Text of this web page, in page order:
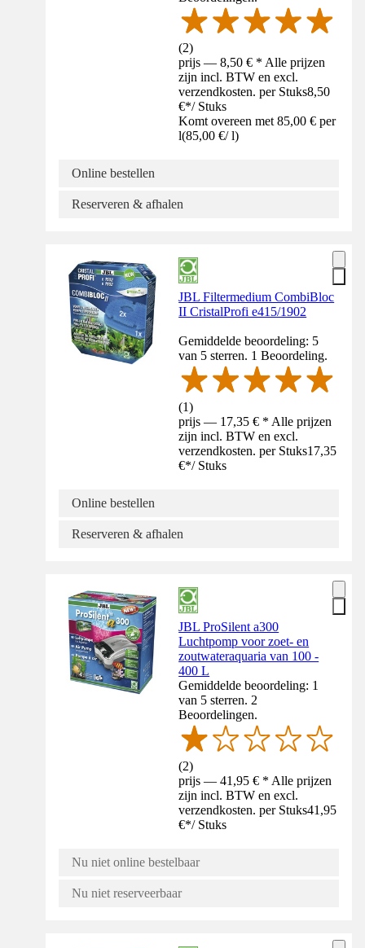
(2)
prijs — 8,50 € * Alle prijzen
zijn incl. BTW en excl.
verzendkosten. per Stuks8,50
€*/ Stuks
Komt overeen met 85,00 € per
l(85,00 €/ l)
Online bestellen
Reserveren & afhalen
JBL Filtermedium CombiBloc
II CristalProfi e415/1902
Gemiddelde beoordeling: 5
van 5 sterren. 1 Beoordeling.
(1)
prijs — 17,35 € * Alle prijzen
zijn incl. BTW en excl.
verzendkosten. per Stuks17,35
€*/ Stuks
Online bestellen
Reserveren & afhalen
JBL ProSilent a300
Luchtpomp voor zoet- en
zoutwateraquaria van 100 -
400 L
Gemiddelde beoordeling: 1
van 5 sterren. 2
Beoordelingen.
(2)
prijs — 41,95 € * Alle prijzen
zijn incl. BTW en excl.
verzendkosten. per Stuks41,95
€*/ Stuks
Nu niet online bestelbaar
Nu niet reserveerbaar